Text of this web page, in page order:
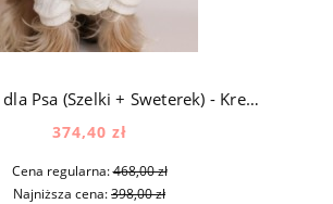
Zestaw 2w1 dla Psa (Szelki + Sweterek) - Kremowy
374,40 zł
Cena regularna:468,00 zł
Najniższa cena:398,00 zł